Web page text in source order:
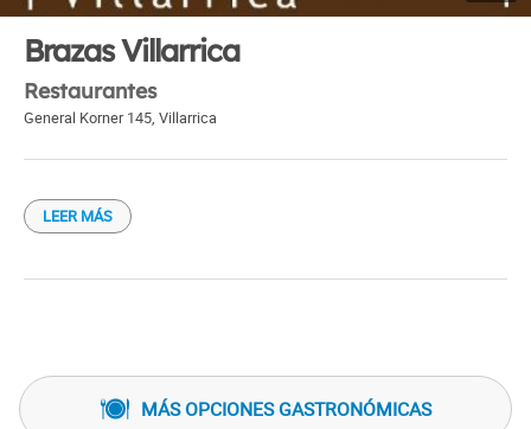
Brazas Villarrica
Restaurantes
General Korner 145, Villarrica
LEER MÁS
MÁS OPCIONES GASTRONÓMICAS